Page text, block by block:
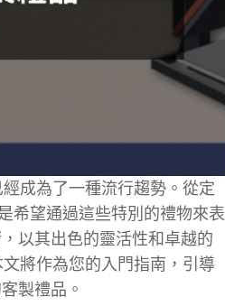
經成為了一種流行趨勢。從定
希望通過這些特別的禮物來表
以其出色的靈活性和卓越的
將作為您的入門指南，引導
製禮品。